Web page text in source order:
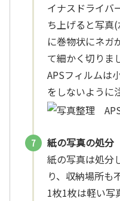
イナスドライバ
ち上げると写真
に巻物状にネガ
て細かく切りま
APSフィルムは
をしないように
紙の写真の処分
紙の写真は処分
り、収納場所も
1枚1枚は軽い写